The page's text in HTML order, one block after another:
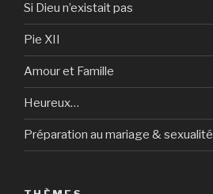
Si Dieu n’existait pas
Pie XII
Amour et Famille
Heureux…
Préparation au mariage & sexualité